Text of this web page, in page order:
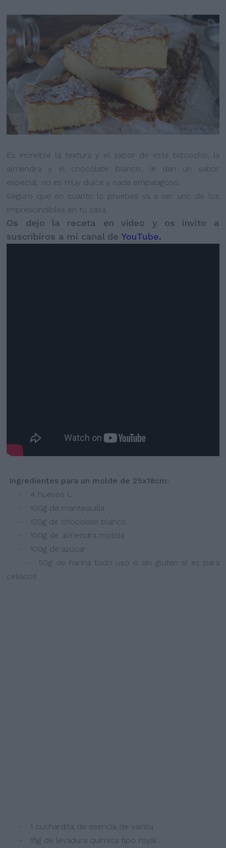
Es increible la textura y el sabor de este bizcocho, la
almendra y el chocolate blanco, le dan un sabor
especial, no es muy dulce y nada empalagoso.
Seguro que en cuanto lo pruebes va a ser uno de los
imprescindibles en tu casa.
Os dejo la receta en vídeo y os invito a
suscribiros a mi canal de YouTube.
Ingredientes para un molde de 25x18cm:
- 4 huevos L
- 100g de mantequilla
- 120g de chocolate blanco
- 100g de almendra molida
- 100g de azúcar
- 50g de harina todo uso o sin gluten si es para
celíacos
- 1 cuchardita de esencia de vainlla
- 15g de levadura química tipo royal